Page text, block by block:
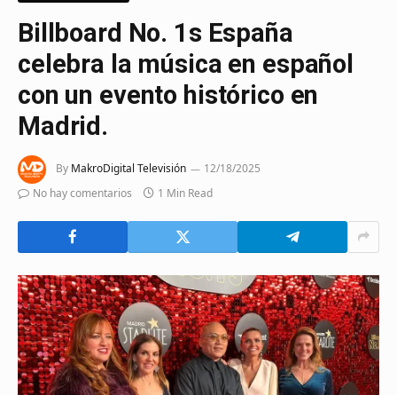
Billboard No. 1s España
celebra la música en español
con un evento histórico en
Madrid.
By MakroDigital Televisión
12/18/2025
No hay comentarios
1 Min Read